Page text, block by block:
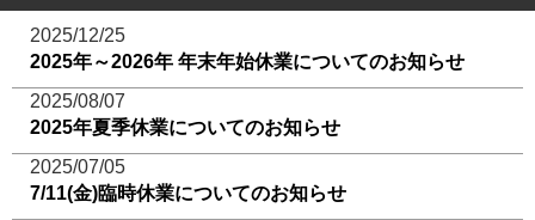
2025/12/25
2025年～2026年 年末年始休業についてのお知らせ
2025/08/07
2025年夏季休業についてのお知らせ
2025/07/05
7/11(金)臨時休業についてのお知らせ